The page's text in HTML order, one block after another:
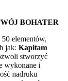
BOHATER
elementów,
jak: Kapitam
stworzyć
wykonane i
nadruku